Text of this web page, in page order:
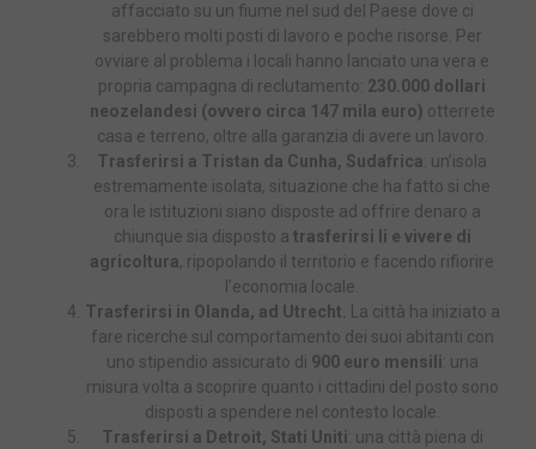
affacciato su un fiume nel sud del Paese dove ci
sarebbero molti posti di lavoro e poche risorse. Per
ovviare al problema i locali hanno lanciato una vera e
propria campagna di reclutamento: 230.000 dollari
neozelandesi (ovvero circa 147 mila euro) otterrete
casa e terreno, oltre alla garanzia di avere un lavoro.
Trasferirsi a Tristan da Cunha, Sudafrica: un’isola
estremamente isolata, situazione che ha fatto si che
ora le istituzioni siano disposte ad offrire denaro a
chiunque sia disposto a trasferirsi li e vivere di
agricoltura, ripopolando il territorio e facendo rifiorire
l’economia locale.
Trasferirsi in Olanda, ad Utrecht. La città ha iniziato a
fare ricerche sul comportamento dei suoi abitanti con
uno stipendio assicurato di 900 euro mensili: una
misura volta a scoprire quanto i cittadini del posto sono
disposti a spendere nel contesto locale.
Trasferirsi a Detroit, Stati Uniti: una città piena di